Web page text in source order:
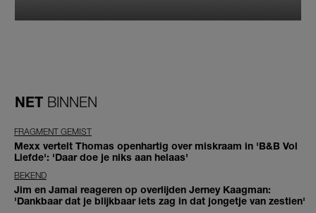
NET BINNEN
FRAGMENT GEMIST
Mexx vertelt Thomas openhartig over miskraam in 'B&B Vol
Liefde': 'Daar doe je niks aan helaas'
BEKEND
Jim en Jamai reageren op overlijden Jerney Kaagman:
'Dankbaar dat je blijkbaar iets zag in dat jongetje van zestien'